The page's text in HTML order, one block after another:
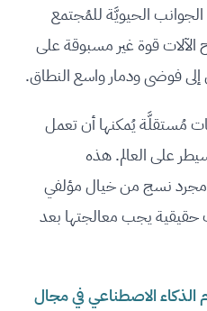
الجوانب الحيويَّة للمُجتمع
قوة غير مسبوقة على
إلى فوضى ودمار واسع النطاق.
مُستقلَّة يُمكنها أن تعمل
على العالم. هذه
مجرد نسج من خيال مؤلفي
حقيقية يجب معالجتها بعد
الاصطناعي في مجال